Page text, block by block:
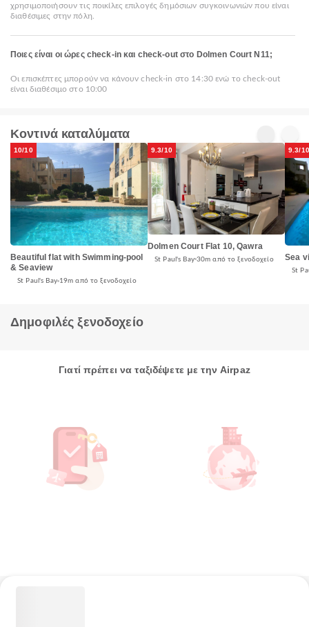
χρησιμοποιήσουν τις ποικίλες επιλογές δημόσιων συγκοινωνιών που είναι
διαθέσιμες στην πόλη.
Ποιες είναι οι ώρες check-in και check-out στο Dolmen Court N11;
Οι επισκέπτες μπορούν να κάνουν check-in στο 14:30 ενώ το check-out
είναι διαθέσιμο στο 10:00
Κοντινά καταλύματα
10/10
Beautiful flat with Swimming-pool
& Seaview
St Paul's Bay 19m από το ξενοδοχείο
9.3/10
Dolmen Court Flat 10, Qawra
St Paul's Bay 30m από το ξενοδοχείο
9.3/10
Sea
St
Δημοφιλές ξενοδοχείο
Γιατί πρέπει να ταξιδέψετε με την Airpaz